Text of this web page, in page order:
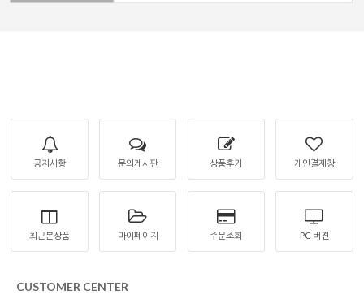
공지사항 문의게시판 상품후기 개인결제창
최근본상품 마이페이지 주문조회 PC 버젼
CUSTOMER CENTER